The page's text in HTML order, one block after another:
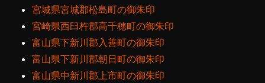
宮城県宮城郡松島町の御朱印
宮崎県西臼杵郡高千穂町の御朱印
富山県下新川郡入善町の御朱印
富山県下新川郡朝日町の御朱印
富山県中新川郡上市町の御朱印